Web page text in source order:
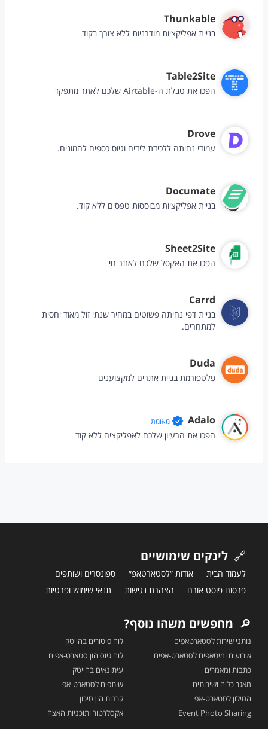
Thunkable
בניית אפליקציות מודרניות ללא צורך בקוד
Table2Site
הפכו את טבלת ה-Airtable שלכם לאתר מתפקד
Drove
עמודי נחיתה ללכידת לידים וגיוס כספים להמונים.
Documate
בניית אפליקציות מבוססות טפסים ללא קוד.
Sheet2Site
הפכו את האקסל שלכם לאתר חי
Carrd
בניית דפי נחיתה פשוטים במחיר שנתי זול מאוד יחסית
למתחרים.
Duda
פלטפורמת בניית אתרים למקצוענים
Adalo מאומת
הפכו את הרעיון שלכם לאפליקציה ללא קוד
🔗 לינקים שימושיים
לעמוד הבית אודות ״לסטארטאפ״
ספונסרים ושותפים
פרסום פוסט אורח
הצהרת נגישות תנאי שימוש ופרטיות
🔎 מחפשים משהו נוסף?
נותני שירות לסטארטאפים
אירועים ומיטאפים לסטארט-אפים
כתבות ומאמרים
מאגר כלים ושירותים
המילון לסטארט-אפ
Event Photo Sharing
לוח פיטורים בהייטק
לוח גיוס הון סטארט-אפים
עיתונאים בהייטק
שותפים לסטארט-אפ
קרנות הון סיכון
אקסלרטור ותוכניות האצה